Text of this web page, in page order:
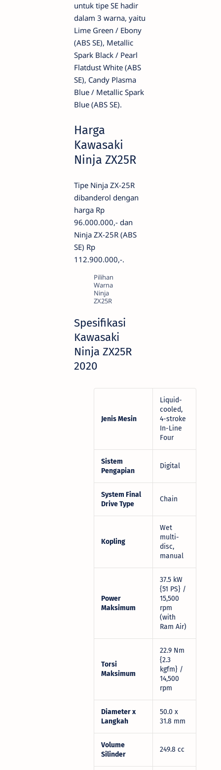
untuk tipe SE hadir
dalam 3 warna, yaitu
Lime Green / Ebony
(ABS SE), Metallic
Spark Black / Pearl
Flatdust White (ABS
SE), Candy Plasma
Blue / Metallic Spark
Blue (ABS SE).
Harga
Kawasaki
Ninja ZX25R
Tipe Ninja ZX-25R
dibanderol dengan
harga Rp
96.000.000,- dan
Ninja ZX-25R (ABS
SE) Rp
112.900.000,-.
Pilihan
Warna
Ninja
ZX25R
Spesifikasi
Kawasaki
Ninja ZX25R
2020
Jenis Mesin
Liquid-
cooled,
4-stroke
In-Line
Four
Sistem
Pengapian
Digital
System Final
Drive Type
Chain
Kopling
Wet
multi-
disc,
manual
Power
Maksimum
37.5 kW
{51 PS} /
15,500
rpm
(with
Ram Air)
Torsi
Maksimum
22.9 Nm
{2.3
kgfm} /
14,500
rpm
Diameter x
Langkah
50.0 x
31.8 mm
Volume
Silinder
249.8 cc